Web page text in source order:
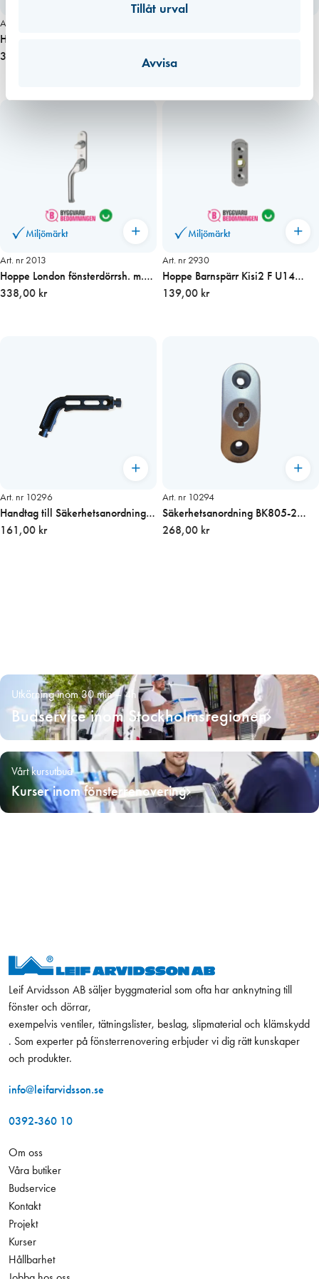
Tillåt urval
Avvisa
Art. nr 2008
Hoppe London fönsterdörrsh.
rokoko(rund) 8/67 Höge
345,00 kr
barnspärr vid transport
46,00 kr
Miljömärkt
Art. nr 2013
Hoppe London fönsterdörrsh. m.
vred 8/67 Vänster
338,00 kr
Miljömärkt
Art. nr 2930
Hoppe Barnspärr Kisi2 F U14
F1/Alu 8x8mm hål
139,00 kr
Art. nr 10296
Handtag till Säkerhetsanordning
BK805
161,00 kr
Art. nr 10294
Säkerhetsanordning BK805-2
Silver 7/8 x 43
268,00 kr
Utkörning inom 30 min – 4h
Budservice inom Stockholmsregionen
Vårt kursutbud
Kurser inom fönsterrenovering
Leif Arvidsson AB säljer byggmaterial som ofta har anknytning till
fönster och dörrar,
exempelvis ventiler, tätningslister, beslag, slipmaterial och klämskydd
. Som experter på fönsterrenovering erbjuder vi dig rätt kunskaper
och produkter.
info@leifarvidsson.se
0392-360 10
Om oss
Våra butiker
Budservice
Kontakt
Projekt
Kurser
Hållbarhet